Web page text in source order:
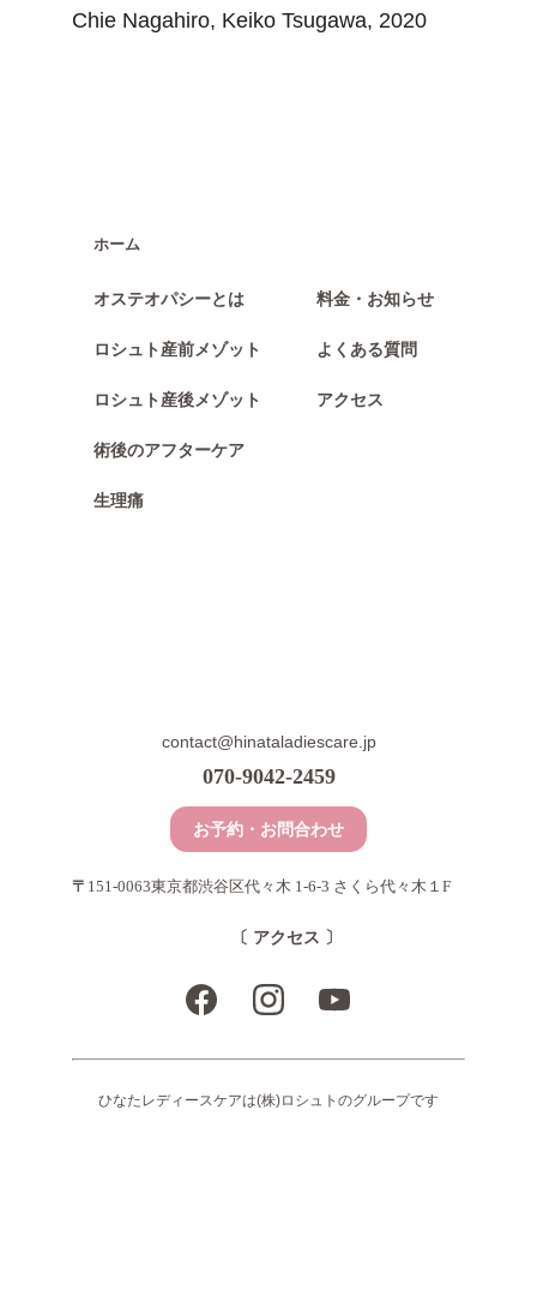
Chie Nagahiro, Keiko Tsugawa, 2020
〒 151-0063東京都渋谷区代々木 1-6-3 さくら代々木１F
contact@hinataladiescare.jp
070-9042-2459
ひなたレディースケアは(株)ロシュトのグループです
お予約・お問合わせ
〔 アクセス 〕
ホーム
オステオパシーとは
ロシュト産前メゾット
ロシュト産後メゾット
術後のアフターケア
生理痛
料金・お知らせ
よくある質問
アクセス